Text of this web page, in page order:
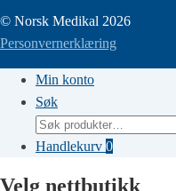
© Norsk Medikal 2026
Personvernerklæring
Min konto
Søk
Søk
etter:
Handlekurv 0
Velg nettbutikk